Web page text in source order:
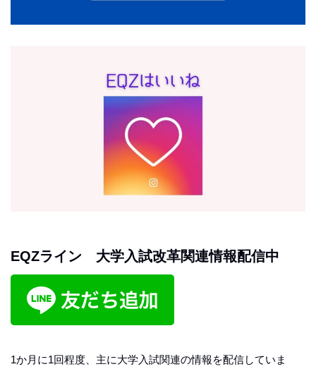
EQZライン 大学入試改革関連情報配信中
1か月に1回程度、主に大学入試関連の情報を配信していま